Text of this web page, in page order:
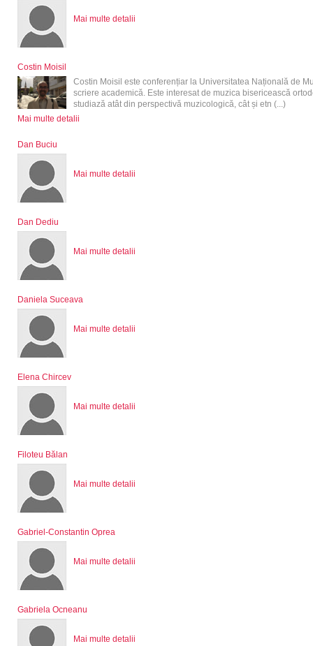
Mai multe detalii
Costin Moisil
Costin Moisil este conferențiar la Universitatea Națională de
scriere academică. Este interesat de muzica bisericească
studiază atât din perspectivă muzicologică, cât și etn (...)
Mai multe detalii
Dan Buciu
Mai multe detalii
Dan Dediu
Mai multe detalii
Daniela Suceava
Mai multe detalii
Elena Chircev
Mai multe detalii
Filoteu Bălan
Mai multe detalii
Gabriel-Constantin Oprea
Mai multe detalii
Gabriela Ocneanu
Mai multe detalii